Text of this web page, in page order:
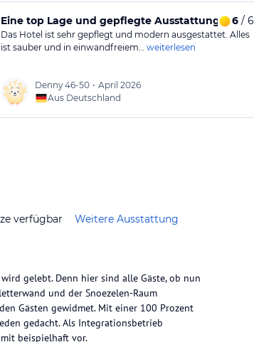
Eine top Lage und gepflegte Ausstattung. 6/ 6
Das Hotel ist sehr gepflegt und modern ausgestattet. Alles
ist sauber und in einwandfreiem… weiterlesen
Denny46-50 • April 2026
Aus Deutschland
verfügbar Weitere Ausstattung
gelebt. Denn hier sind alle Gäste, ob nun
und der Snoezelen-Raum
Gästen gewidmet. Mit einer 100 Prozent
gedacht. Als Integrationsbetrieb
beispielhaft vor.